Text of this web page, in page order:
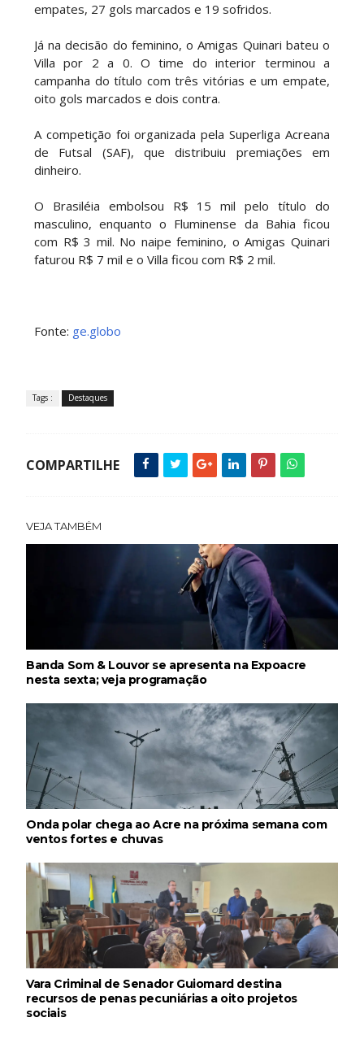
empates, 27 gols marcados e 19 sofridos.
Já na decisão do feminino, o Amigas Quinari bateu o
Villa por 2 a 0. O time do interior terminou a
campanha do título com três vitórias e um empate,
oito gols marcados e dois contra.
A competição foi organizada pela Superliga Acreana
de Futsal (SAF), que distribuiu premiações em
dinheiro.
O Brasiléia embolsou R$ 15 mil pelo título do
masculino, enquanto o Fluminense da Bahia ficou
com R$ 3 mil. No naipe feminino, o Amigas Quinari
faturou R$ 7 mil e o Villa ficou com R$ 2 mil.
Fonte: ge.globo
Tags : Destaques
COMPARTILHE
VEJA TAMBÉM
Banda Som & Louvor se apresenta na Expoacre
nesta sexta; veja programação
Onda polar chega ao Acre na próxima semana com
ventos fortes e chuvas
Vara Criminal de Senador Guiomard destina
recursos de penas pecuniárias a oito projetos
sociais